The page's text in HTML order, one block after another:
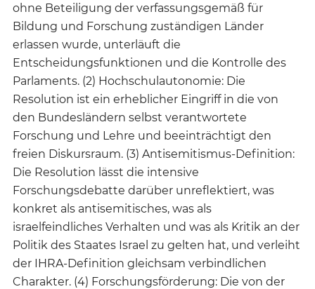
ohne Beteiligung der verfassungsgemäß für
Bildung und Forschung zuständigen Länder
erlassen wurde, unterläuft die
Entscheidungsfunktionen und die Kontrolle des
Parlaments. (2) Hochschulautonomie: Die
Resolution ist ein erheblicher Eingriff in die von
den Bundesländern selbst verantwortete
Forschung und Lehre und beeinträchtigt den
freien Diskursraum. (3) Antisemitismus-Definition:
Die Resolution lässt die intensive
Forschungsdebatte darüber unreflektiert, was
konkret als antisemitisches, was als
israelfeindliches Verhalten und was als Kritik an der
Politik des Staates Israel zu gelten hat, und verleiht
der IHRA-Definition gleichsam verbindlichen
Charakter. (4) Forschungsförderung: Die von der